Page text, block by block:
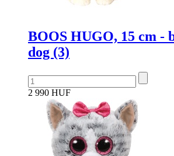
BOOS HUGO, 15 cm -
dog (3)
2 990 HUF